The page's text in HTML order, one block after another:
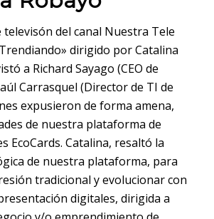
televisón del canal Nuestra Tele
dirigido por Catalina
a Richard Sayago (CEO de
Carrasquel (Director de TI de
expusieron de forma amena,
de nuestra plataforma de
EcoCards. Catalina, resaltó la
de nuestra plataforma, para
tradicional y evolucionar con
digitales, dirigida a